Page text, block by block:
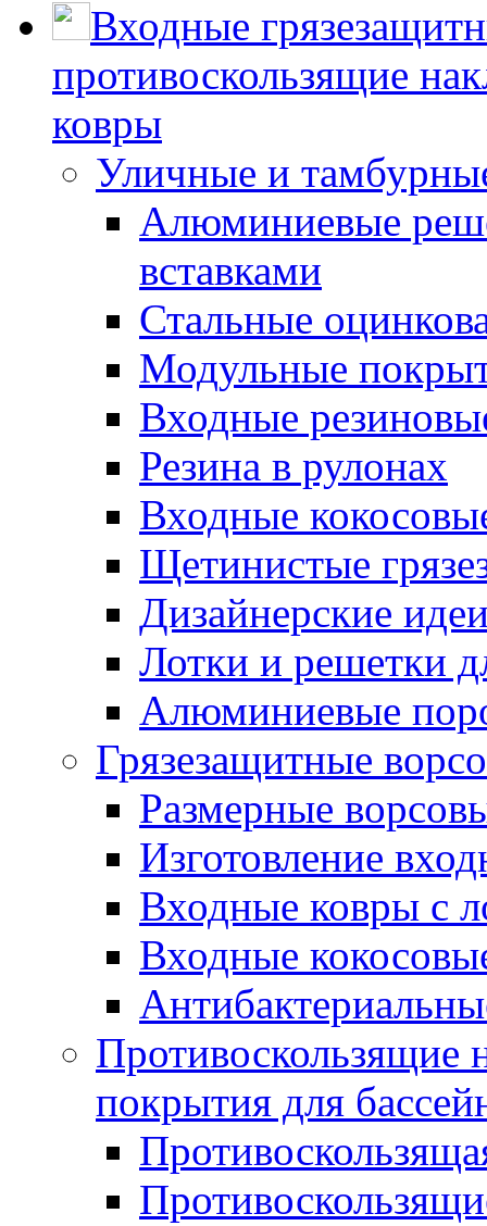
Входные
противоскользящие
ковры
Уличные и
Алюминиевые
вставками
Стальные
Модульные
Входные
Резина в рулонах
Входные
Щетинистые
Дизайнерские
Лотки и решетки
Алюминиевые
Грязезащитные
Размерные
Изготовление
Входные ковры с
Входные
Противоскользящие
покрытия для